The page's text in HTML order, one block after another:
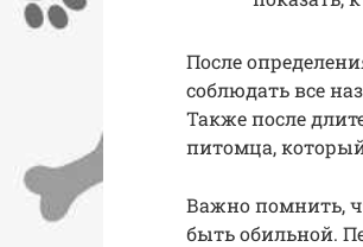
После
соблюдать все
Также после
питомца,
Важно помнить,
быть обильной.